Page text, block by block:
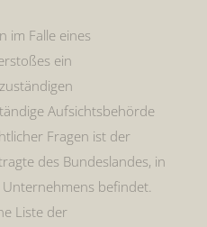
im Falle eines
ein
Aufsichtsbehörde
Fragen ist der
des Bundeslandes, in
befindet.
Liste der